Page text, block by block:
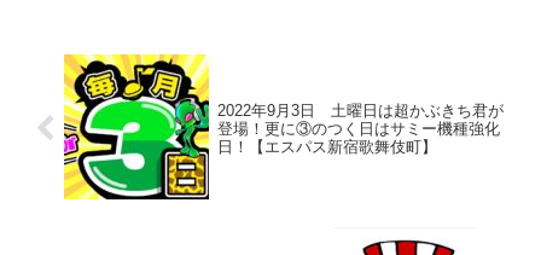
2022年9月3日 土曜日は超かぶきち君が
登場！更に③のつく日はサミー機種強化
日！【エスパス新宿歌舞伎町】